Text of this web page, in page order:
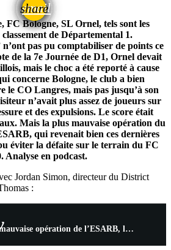
share
email
FC Bologne, SL Ornel, tels sont les
de Départemental 1.
pas pu comptabiliser de points ce
de la 7e Journée de D1, Ornel devait
mais le choc a été reporté à cause
concerne Bologne, le club a bien
le CO Langres, mais pas jusqu’à son
n’avait plus assez de joueurs sur
et des expulsions. Le score était
Mais la plus mauvaise opération du
qui revenait bien ces dernières
éviter la défaite sur le terrain du FC
Analyse en podcast.
Jordan Simon, directeur du District
:
D1 J7 : La mauvaise opération de l’ESARB, les clubs de tête privés de jeu